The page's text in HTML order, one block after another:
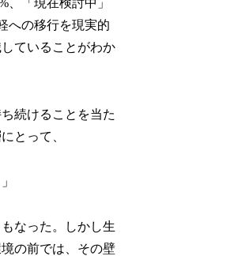
、「現在検討中」
への移行を現実的
ていることがわか
続けることを当た
とって、
なった。しかし生
の前では、その壁